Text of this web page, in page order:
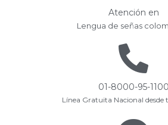
Atención en
Lengua de señas
01-8000-95-1100
Línea Gratuita Nacional desde